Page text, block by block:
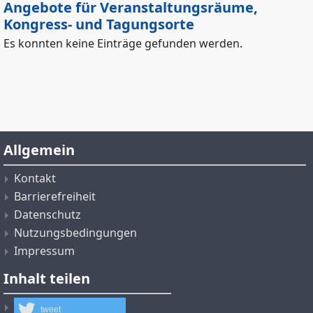
Angebote für Veranstaltungsräume,
Kongress- und Tagungsorte
Es konnten keine Einträge gefunden werden.
Allgemein
Kontakt
Barrierefreiheit
Datenschutz
Nutzungsbedingungen
Impressum
Inhalt teilen
tweet